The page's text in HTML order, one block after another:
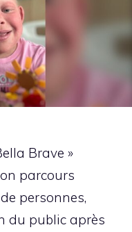
Brave »
parcours
personnes,
du public après